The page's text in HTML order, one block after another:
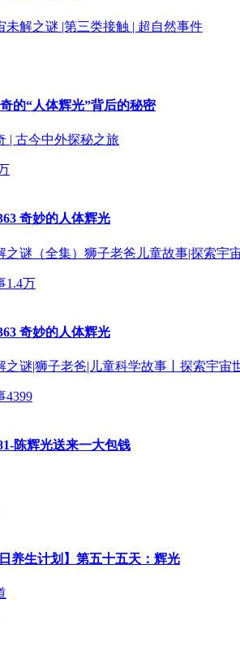
未解之谜 |第三类接触 | 超自然事件
奇的“人体辉光”背后的秘密
| 古今中外探秘之旅
奇妙的人体辉光
之谜（全集）狮子老爸儿童故事|探索宇
1.4万
奇妙的人体辉光
之谜|狮子老爸|儿童科学故事丨探索宇宙
4399
陈辉光送来一大包钱
日养生计划】第五十五天：辉光